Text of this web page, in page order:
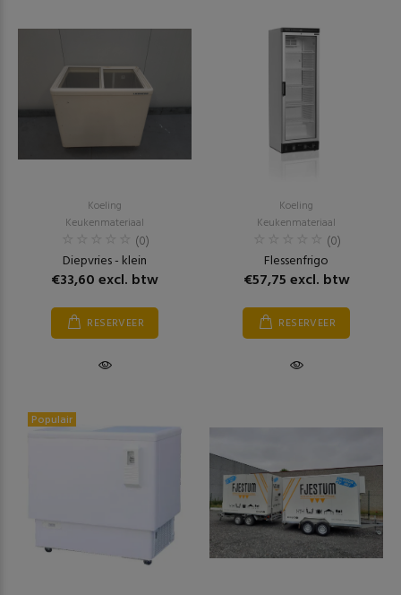
Koeling
Keukenmateriaal
(0)
Diepvries - klein
€33,60 excl. btw
RESERVEER
Koeling
Keukenmateriaal
(0)
Flessenfrigo
€57,75 excl. btw
RESERVEER
Populair